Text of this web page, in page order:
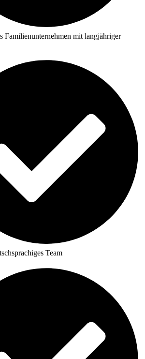
Familienunternehmen mit langjähriger
Team